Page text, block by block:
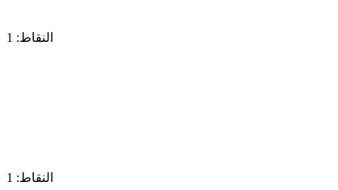
النقاط: 1
النقاط: 1